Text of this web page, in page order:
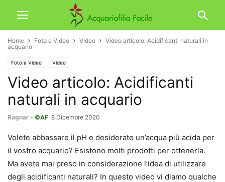
Home Foto e Video Video
Video articolo: Acidificanti naturali in
acquario
Foto e Video Video
Video articolo: Acidificanti
naturali in acquario
Ragnar - ©AF 8 Dicembre 2020
Volete abbassare il pH e desiderate un’acqua più acida per
il vostro acquario? Esistono molti prodotti per ottenerla.
Ma avete mai preso in considerazione l’idea di utilizzare
degli acidificanti naturali? In questo video vi diamo qualche